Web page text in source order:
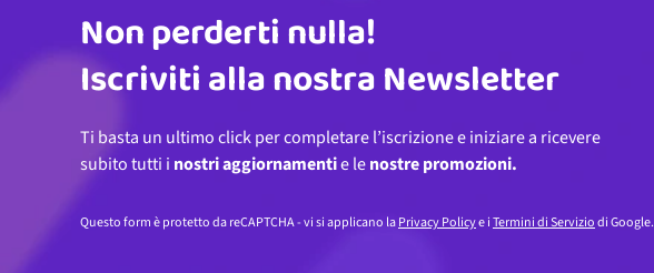
Indirizzo email
Non perderti nulla!
Iscriviti alla nostra Newsletter
Ti basta un ultimo click per completare l’iscrizione e iniziare a ricevere
subito tutti i nostri aggiornamentie lenostre promozioni.
Questo form è protetto da reCAPTCHA - vi si applicano laPrivacy Policye iTermini di Serviziodi Google.